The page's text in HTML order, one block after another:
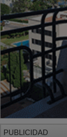
PUBLICIDAD